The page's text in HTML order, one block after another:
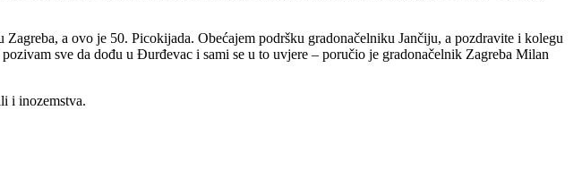
a ovo je 50. Picokijada. Obećajem podršku gradonačelniku Jančiju, a pozdravite i kolegu
sve da dođu u Đurđevac i sami se u to uvjere – poručio je gradonačelnik Zagreba Milan
i inozemstva.